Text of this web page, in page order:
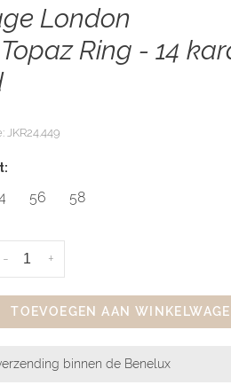
London
Ring - 14
JKR24.449
56 58
+
-
TOEVOEGEN AAN
binnen de Benelux